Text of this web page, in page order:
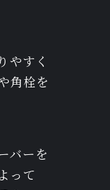
やすく
角栓を
バーを
って